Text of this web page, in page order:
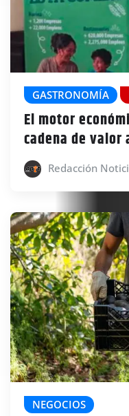
GASTRONOMÍA
El motor
cadena de
Redacción
NEGOCIOS